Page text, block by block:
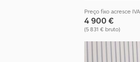
Preço fixo acresce IVA
4 900 €
(5 831 € bruto)